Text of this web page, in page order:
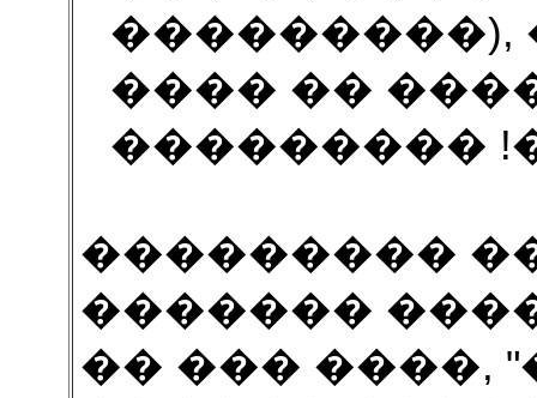
���������),
���� ��
���������
���������
�������
�� ��� ����,